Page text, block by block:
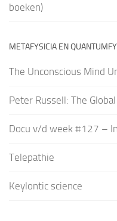
boeken)
METAFYSICIA EN
The Unconscious Mind
Peter Russell: The
Docu v/d week #127 –
Telepathie
Keylontic science